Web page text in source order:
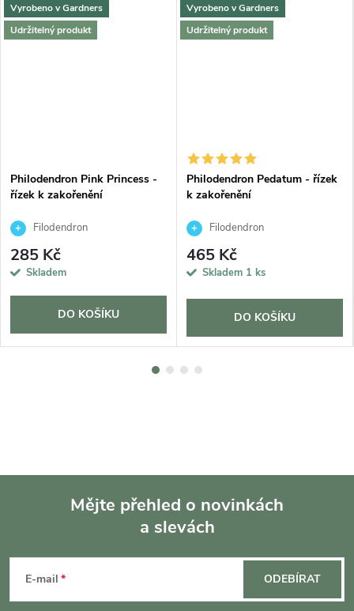
Vyrobeno v Gardners
Udržitelný produkt
Philodendron Pink Princess -
řízek k zakořenění
Filodendron
285 Kč
Skladem
DO KOŠÍKU
Vyrobeno v Gardners
Udržitelný produkt
Philodendron Pedatum - řízek
k zakořenění
Filodendron
465 Kč
Skladem 1 ks
DO KOŠÍKU
Mějte přehled o novinkách
a slevách
E-mail ODEBÍRAT